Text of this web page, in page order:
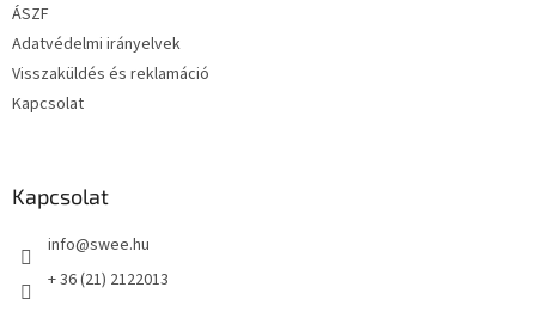
ÁSZF
Adatvédelmi irányelvek
Visszaküldés és reklamáció
Kapcsolat
Kapcsolat
info@swee.hu
+ 36 (21) 2122013